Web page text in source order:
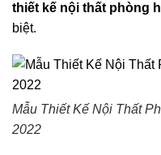
thiết kế nội thất phòng
biệt.
Mẫu Thiết Kế Nội Thất
2022